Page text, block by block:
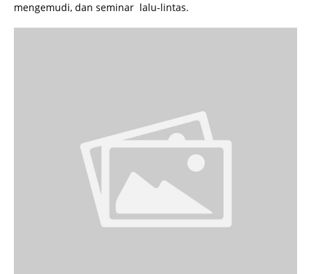
mengemudi, dan seminar lalu-lintas.